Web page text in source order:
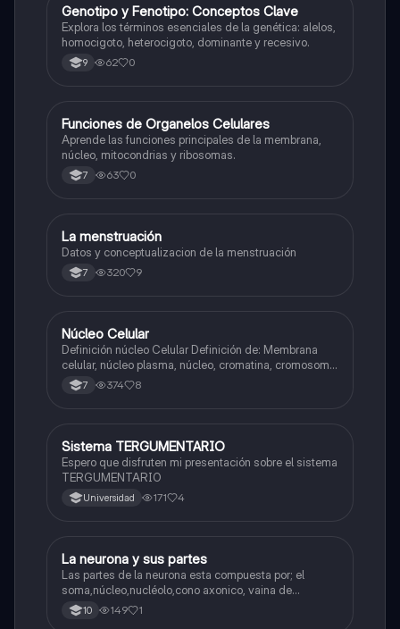
GBiologia
Genotipo y Fenotipo: Conceptos Clave
Explora los términos esenciales de la genética: alelos,
homocigoto, heterocigoto, dominante y recesivo.
9 62 0
FBiologia
Funciones de Organelos Celulares
Aprende las funciones principales de la membrana,
núcleo, mitocondrias y ribosomas.
7 63 0
L Biologia
La menstruación
Datos y conceptualizacion de la menstruación
7 320 9
NBiologia
Núcleo Celular
Definición núcleo Celular Definición de: Membrana
celular, núcleo plasma, núcleo, cromatina, cromosoma
Interfase Fases de la interfase
7 374 8
SBiologia
Sistema TERGUMENTARIO
Espero que disfruten mi presentación sobre el sistema
TERGUMENTARIO
Universidad 171 4
L Biologia
La neurona y sus partes
Las partes de la neurona esta compuesta por; el
soma,núcleo,nucléolo,cono axonico, vaina de
mielina,celula schwan,núcleo de schwann,nódulo de
Ranvier,terminal axonico Arborizacion terminal, botón
10 149 1